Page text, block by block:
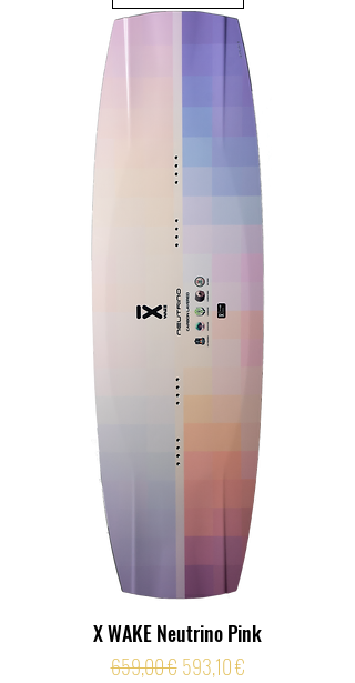
X WAKE Neutrino Pink
Prix original
659,00 € Prix promotionnel
593,10 €